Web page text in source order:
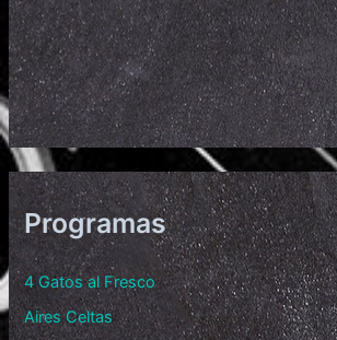
Programas
4 Gatos al Fresco
Aires Celtas